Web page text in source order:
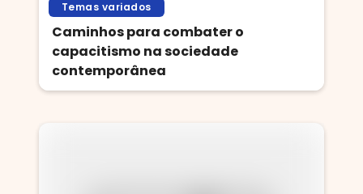
Temas variados
Caminhos para combater o
capacitismo na sociedade
contemporânea